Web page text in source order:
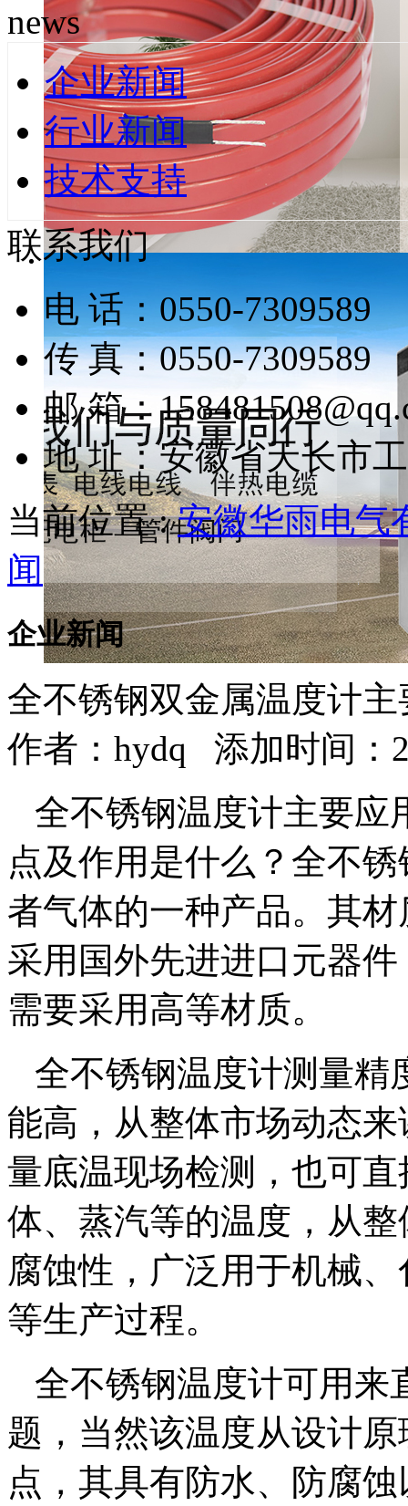
news
企业新闻
行业新闻
技术支持
联系我们
电 话：0550-7309589
传 真：0550-7309589
邮 箱：
地 址：安徽省天长市
当前位置 :安徽华雨电气
闻
企业新闻
全不锈钢双金属温度计
作者： hydq 添加时间：
全不锈钢温度计主要应
点及作用是什么？全不
者气体的一种产品。其
采用国外先进进口元器
需要采用高等材质。
全不锈钢温度计测量精
能高，从整体市场动态
量底温现场检测，也可
体、蒸汽等的温度，从
腐蚀性，广泛用于机械
等生产过程。
全不锈钢温度计可用来
题，当然该温度从设计
点，其具有防水、防腐